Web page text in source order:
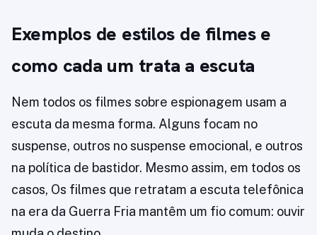
Exemplos de estilos de filmes e
como cada um trata a escuta
Nem todos os filmes sobre espionagem usam a
escuta da mesma forma. Alguns focam no
suspense, outros no suspense emocional, e outros
na política de bastidor. Mesmo assim, em todos os
casos, Os filmes que retratam a escuta telefônica
na era da Guerra Fria mantêm um fio comum: ouvir